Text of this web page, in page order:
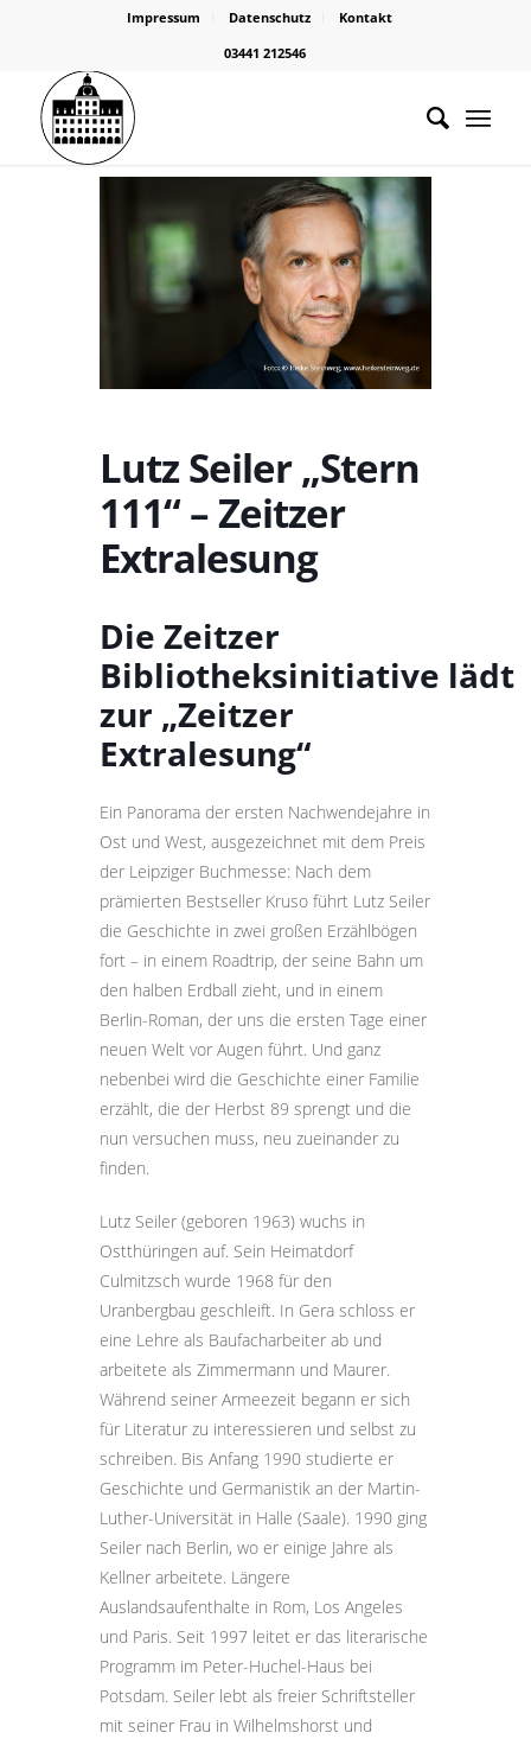
Impressum Datenschutz
Kontakt
03441 212546
Lutz Seiler „Stern
111“ – Zeitzer
Extralesung
Die Zeitzer
Bibliotheksinitiative lädt
zur „Zeitzer
Extralesung“
Ein Panorama der ersten Nachwendejahre in
Ost und West, ausgezeichnet mit dem Preis
der Leipziger Buchmesse: Nach dem
prämierten Bestseller Kruso führt Lutz Seiler
die Geschichte in zwei großen Erzählbögen
fort – in einem Roadtrip, der seine Bahn um
den halben Erdball zieht, und in einem
Berlin-Roman, der uns die ersten Tage einer
neuen Welt vor Augen führt. Und ganz
nebenbei wird die Geschichte einer Familie
erzählt, die der Herbst 89 sprengt und die
nun versuchen muss, neu zueinander zu
finden.
Lutz Seiler (geboren 1963) wuchs in
Ostthüringen auf. Sein Heimatdorf
Culmitzsch wurde 1968 für den
Uranbergbau geschleift. In Gera schloss er
eine Lehre als Baufacharbeiter ab und
arbeitete als Zimmermann und Maurer.
Während seiner Armeezeit begann er sich
für Literatur zu interessieren und selbst zu
schreiben. Bis Anfang 1990 studierte er
Geschichte und Germanistik an der Martin-
Luther-Universität in Halle (Saale). 1990 ging
Seiler nach Berlin, wo er einige Jahre als
Kellner arbeitete. Längere
Auslandsaufenthalte in Rom, Los Angeles
und Paris. Seit 1997 leitet er das literarische
Programm im Peter-Huchel-Haus bei
Potsdam. Seiler lebt als freier Schriftsteller
mit seiner Frau in Wilhelmshorst und